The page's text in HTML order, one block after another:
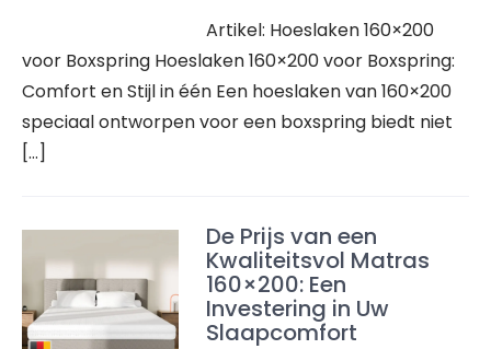
Artikel: Hoeslaken 160×200
voor Boxspring Hoeslaken 160×200 voor Boxspring:
Comfort en Stijl in één Een hoeslaken van 160×200
speciaal ontworpen voor een boxspring biedt niet
[…]
De Prijs van een
Kwaliteitsvol Matras
160×200: Een
Investering in Uw
Slaapcomfort